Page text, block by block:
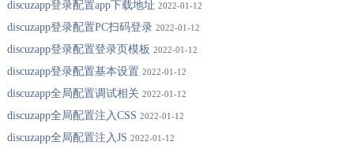
discuzapp登录配置app下载地址 2022-01-12
discuzapp登录配置PC扫码登录 2022-01-12
discuzapp登录配置登录页模板 2022-01-12
discuzapp登录配置基本设置 2022-01-12
discuzapp全局配置调试相关 2022-01-12
discuzapp全局配置注入CSS 2022-01-12
discuzapp全局配置注入JS 2022-01-12